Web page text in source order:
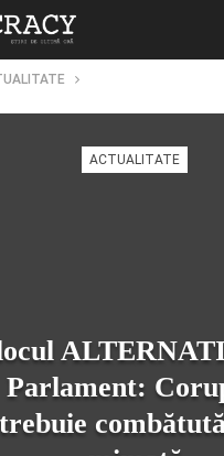
ACTUALITATE
Parlament:
trebuie